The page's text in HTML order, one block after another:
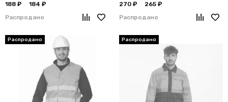
188 ₽
184 ₽
Распродано
270 ₽
265 ₽
Распродано